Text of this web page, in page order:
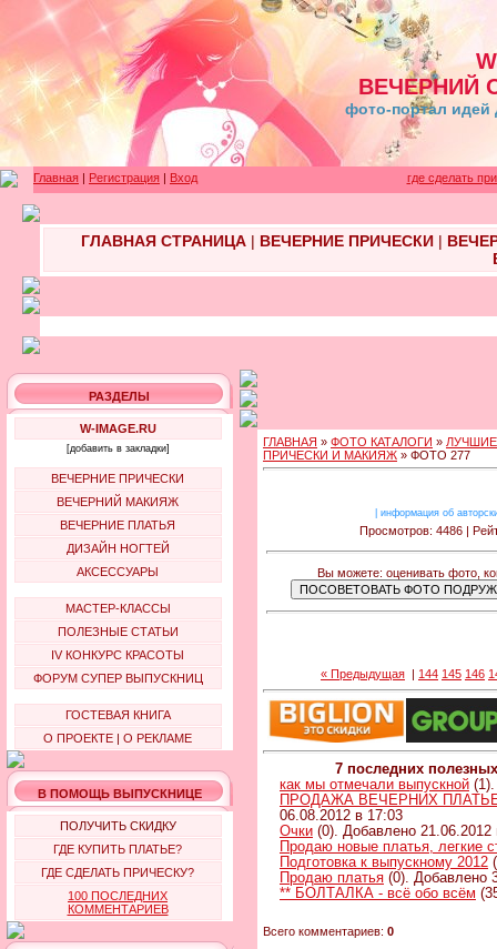
ВЕЧЕРНИЙ
фото-портал идей
Главная | Регистрация | Вход где сделать
ГЛАВНАЯ СТРАНИЦА| ВЕЧЕРНИЕ ПРИЧЕСКИ|
РАЗДЕЛЫ
W-IMAGE.RU
[добавить в закладки]
ВЕЧЕРНИЕ ПРИЧЕСКИ
ВЕЧЕРНИЙ МАКИЯЖ
ВЕЧЕРНИЕ ПЛАТЬЯ
ДИЗАЙН НОГТЕЙ
АКСЕССУАРЫ
МАСТЕР-КЛАССЫ
ПОЛЕЗНЫЕ СТАТЬИ
IV КОНКУРС КРАСОТЫ
ФОРУМ СУПЕР ВЫПУСКНИЦ
ГОСТЕВАЯ КНИГА
О ПРОЕКТЕ | О РЕКЛАМЕ
В ПОМОЩЬ ВЫПУСКНИЦЕ
ПОЛУЧИТЬ СКИДКУ
ГДЕ КУПИТЬ ПЛАТЬЕ?
ГДЕ СДЕЛАТЬ ПРИЧЕСКУ?
100 ПОСЛЕДНИХ
КОММЕНТАРИЕВ
ГЛАВНАЯ » ФОТО КАТАЛОГИ »
ПРИЧЕСКИ И МАКИЯЖ » ФОТО 277
информация об
Просмотров: 4486 |
Вы можете: оценивать фото,
« Предыдущая | 144 145 146
7 последних
как мы отмечали выпускной
ПРОДАЖА ВЕЧЕРНИХ
06.08.2012 в 17:03
Очки (0). Добавлено 21.06.2012
Продаю новые платья, легкие
Подготовка к выпускному 2012
Продаю платья (0). Добавлено
** БОЛТАЛКА - всё обо всём
Всего комментариев: 0